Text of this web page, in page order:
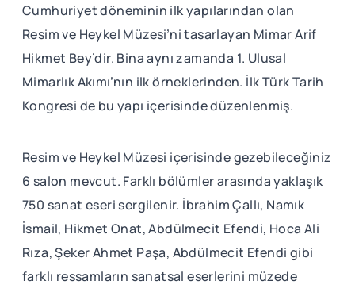
Cumhuriyet döneminin ilk yapılarından olan
Resim ve Heykel Müzesi’ni tasarlayan Mimar Arif
Hikmet Bey’dir. Bina aynı zamanda 1. Ulusal
Mimarlık Akımı’nın ilk örneklerinden. İlk Türk Tarih
Kongresi de bu yapı içerisinde düzenlenmiş.
Resim ve Heykel Müzesi içerisinde gezebileceğiniz
6 salon mevcut. Farklı bölümler arasında yaklaşık
750 sanat eseri sergilenir. İbrahim Çallı, Namık
İsmail, Hikmet Onat, Abdülmecit Efendi, Hoca Ali
Rıza, Şeker Ahmet Paşa, Abdülmecit Efendi gibi
farklı ressamların sanatsal eserlerini müzede